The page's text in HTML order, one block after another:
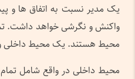
یک مدیر نسبت به اتفاق ها و
محیط هستند. یک محیط داخلی
محیط داخلی در واقع شامل